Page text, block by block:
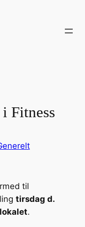
Fitness
til
tirsdag d.
.